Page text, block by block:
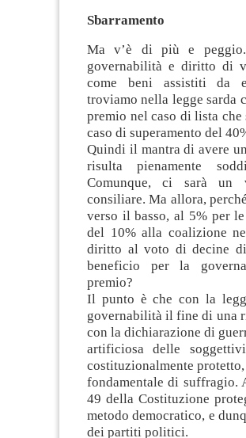
Sbarramento
Ma v’è di più e peggio.
governabilità e diritto di
come beni assistiti da
troviamo nella legge sarda
premio nel caso di lista
caso di superamento del
Quindi il mantra di avere
risulta pienamente
Comunque, ci sarà un
consiliare. Ma allora,
verso il basso, al 5% per
del 10% alla coalizione
diritto al voto di decine
beneficio per la
premio?
Il punto è che con la
governabilità il fine di una
con la dichiarazione di
artificiosa delle
costituzionalmente
fondamentale di suffragio.
49 della Costituzione
metodo democratico, e
dei partiti politici.